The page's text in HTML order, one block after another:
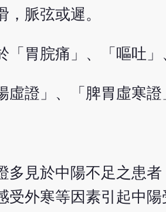
脈弦或遲。
「胃脘痛」、「嘔吐」
虛證」、「脾胃虛寒證
多見於中陽不足之患
受外寒等因素引起中